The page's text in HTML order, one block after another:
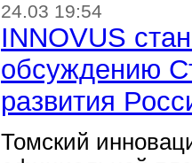
24.03 19:54
INNOVUS
обсуждению
развития
Томский